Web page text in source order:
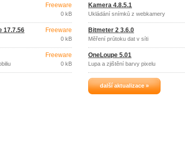
Freeware
0 kB
17.7.56 Freeware
0 kB
Freeware
0 kB
Kamera 4.8.5.1
Ukládání snímků z webkamery
Bitmeter 2 3.6.0
Měření průtoku dat v síti
OneLoupe 5.01
Lupa a zjištění barvy pixelu
další aktualizace »